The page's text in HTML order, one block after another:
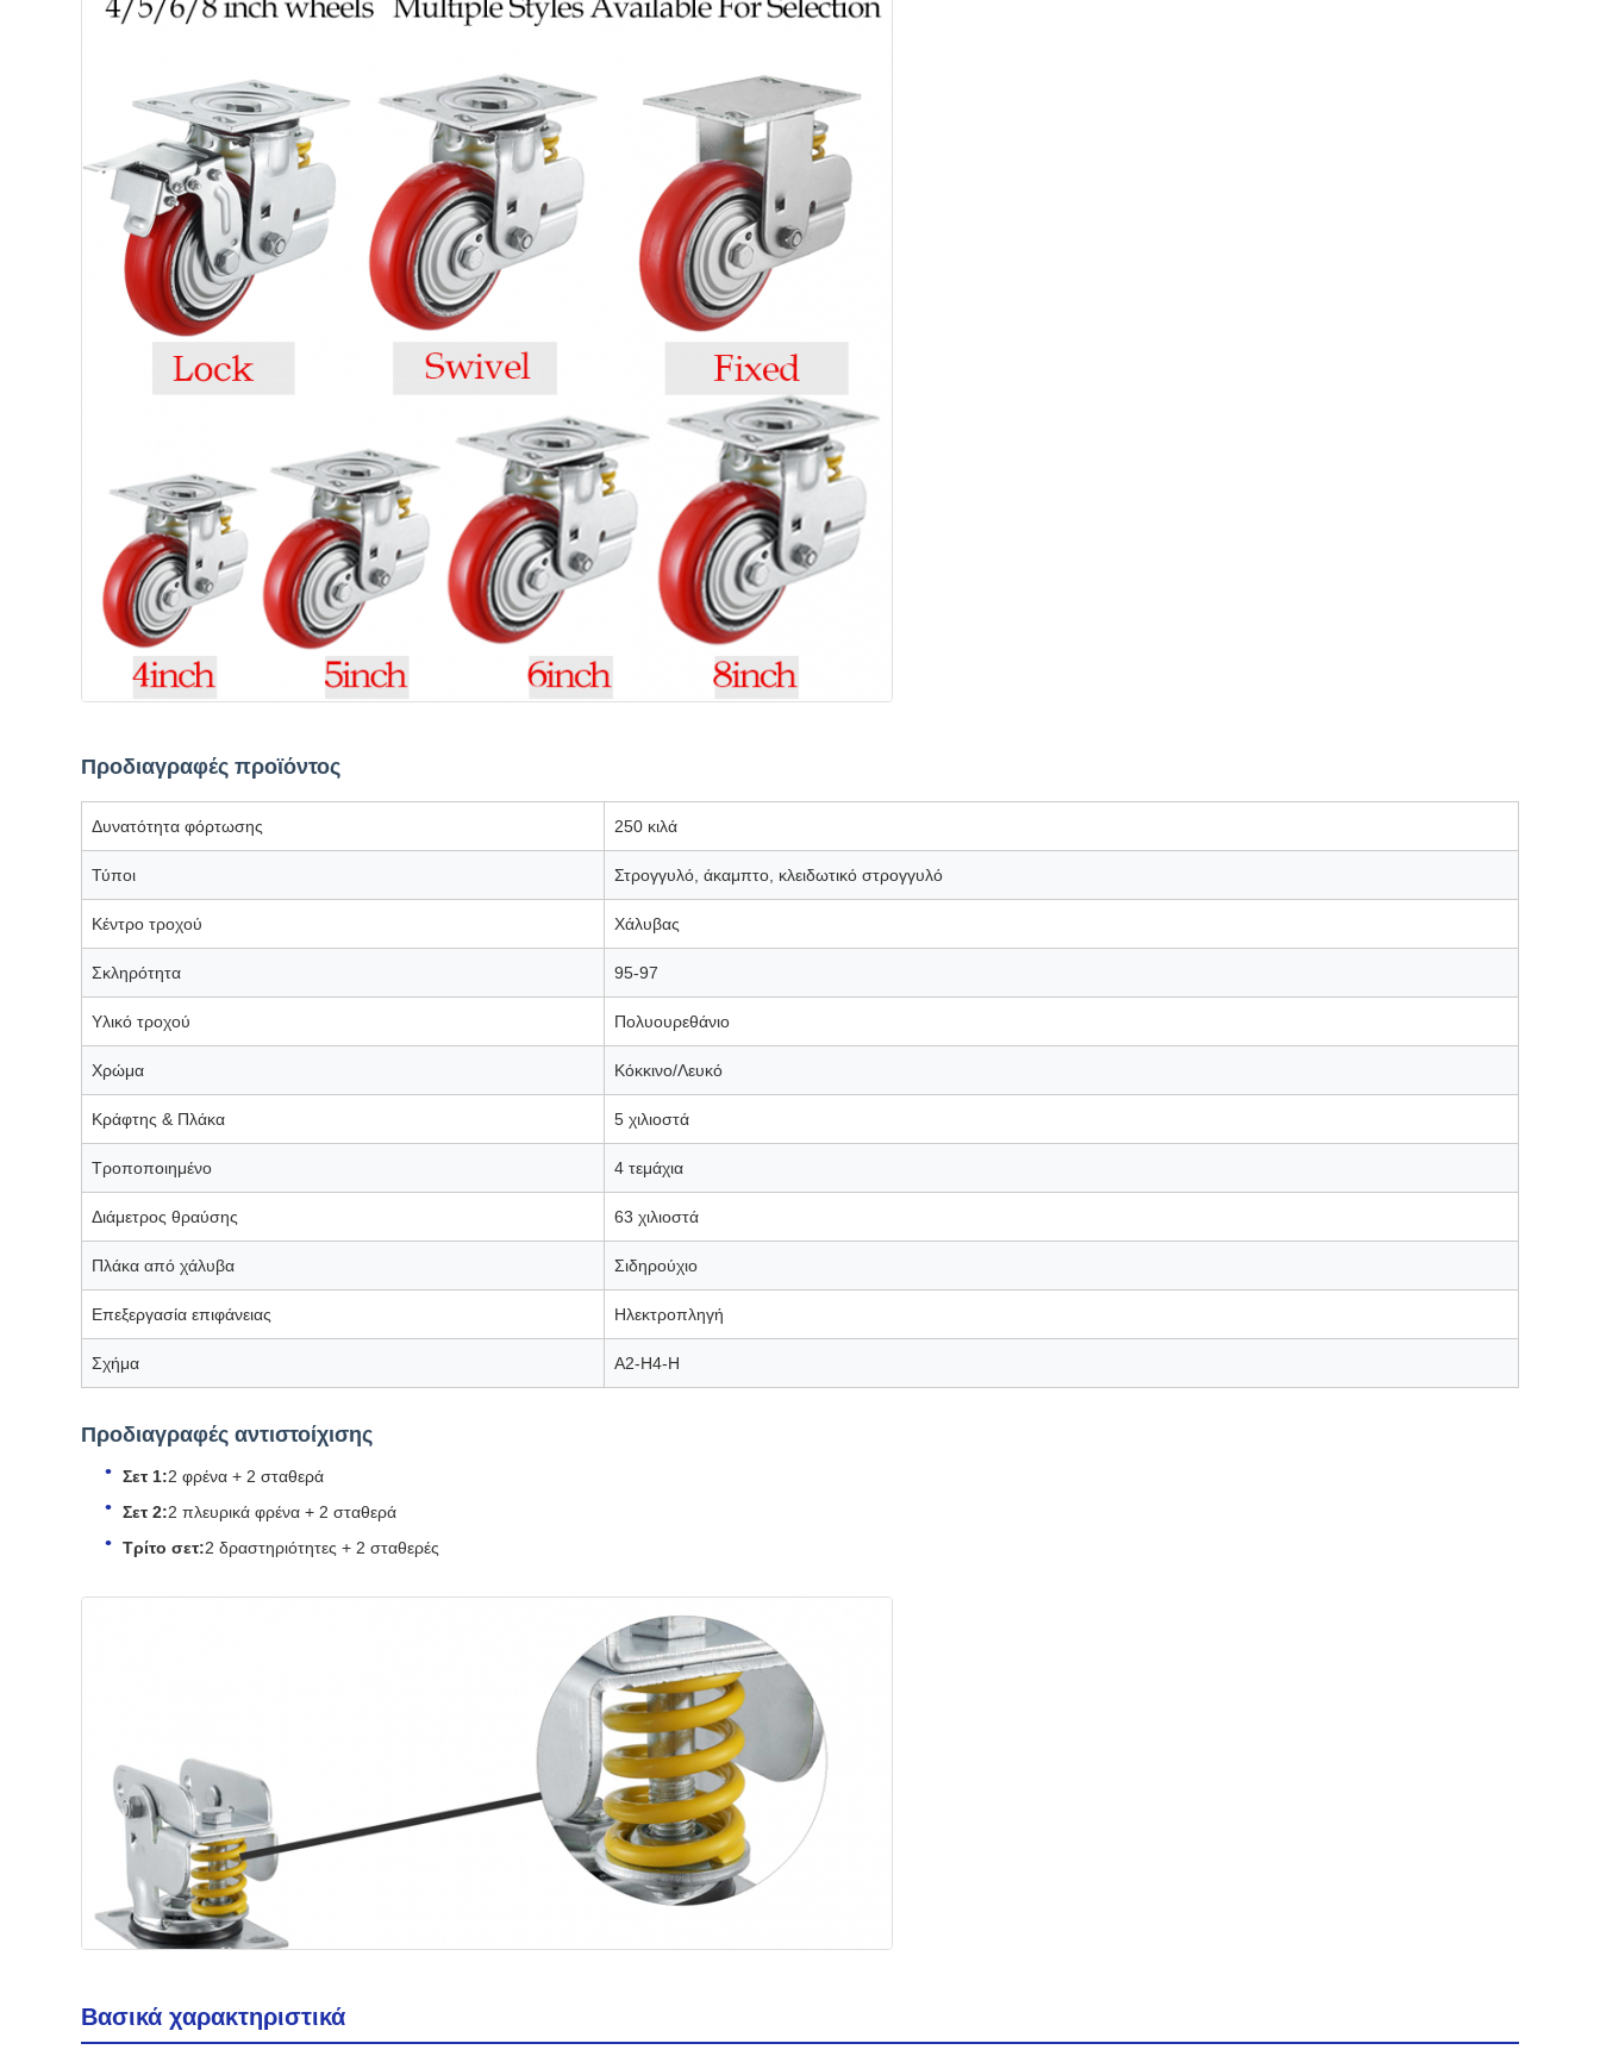
Προδιαγραφές προϊόντος
Δυνατότητα φόρτωσης 250 κιλά
Τύποι Στρογγυλό, άκαμπτο, κλειδωτικό στρογγυλό
Κέντρο τροχού Χάλυβας
Σκληρότητα 95-97
Υλικό τροχού Πολυουρεθάνιο
Χρώμα Κόκκινο/Λευκό
Κράφτης & Πλάκα 5 χιλιοστά
Τροποποιημένο 4 τεμάχια
Διάμετρος θραύσης 63 χιλιοστά
Πλάκα από χάλυβα Σιδηρούχιο
Επεξεργασία επιφάνειας Ηλεκτροπληγή
Σχήμα Α2-Η4-Η
Προδιαγραφές αντιστοίχισης
Σετ 1:2 φρένα + 2 σταθερά
Σετ 2:2 πλευρικά φρένα + 2 σταθερά
Τρίτο σετ:2 δραστηριότητες + 2 σταθερές
Βασικά χαρακτηριστικά